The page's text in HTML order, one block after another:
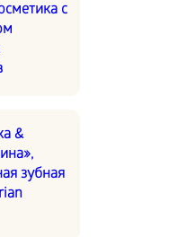
с
&
зубная